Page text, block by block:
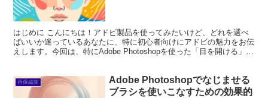
はじめに こんにちは！アドビ製品を使ってみたいけど、どれを選べ
ばいいか迷っているあなたに、特に初心者向けにアドビの魅力をお伝
えします。今回は、特にAdobe Photoshopを使った「目を開ける」テ
画像編集
Adobe Photoshopでなじませる
ブラシを使いこなすための効果的